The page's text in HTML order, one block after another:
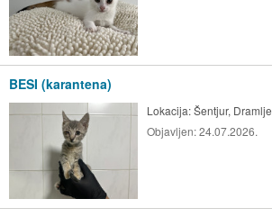
BESI (karantena)
Lokacija:Šentjur, Dramlje
Objavljen:24.07.2026.